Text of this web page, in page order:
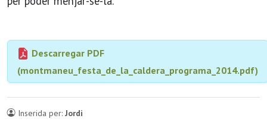
Descarregar PDF
(montmaneu_festa_de_la_caldera_programa_2014.pdf)
Inserida per: Jordi